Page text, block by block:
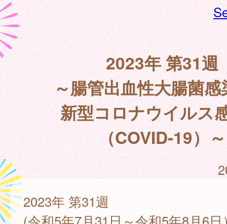
2023年 第31週
～腸管出血性大腸菌感
新型コロナウイルス
（COVID-19）～
2023年 第31週